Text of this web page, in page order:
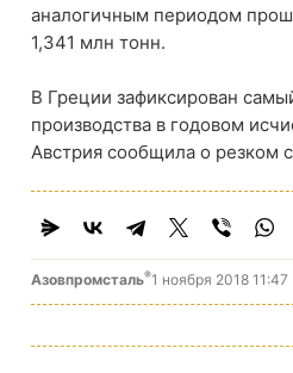
аналогичным периодом
1,341 млн тонн.
В Греции зафиксирован
производства в годовом
Австрия сообщила о резком
Азовпромсталь®1 ноября 2018 11:47